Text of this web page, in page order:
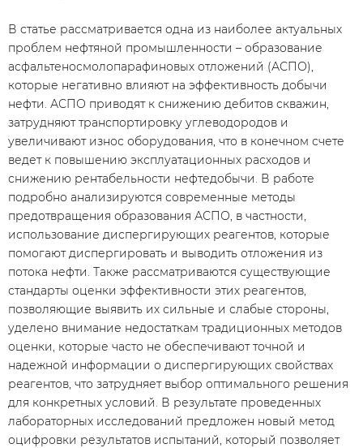
В статье рассматривается одна из наиболее актуальных
проблем нефтяной промышленности – образование
асфальтеносмолопарафиновых отложений (АСПО),
которые негативно влияют на эффективность добычи
нефти. АСПО приводят к снижению дебитов скважин,
затрудняют транспортировку углеводородов и
увеличивают износ оборудования, что в конечном счете
ведет к повышению эксплуатационных расходов и
снижению рентабельности нефтедобычи. В работе
подробно анализируются современные методы
предотвращения образования АСПО, в частности,
использование диспергирующих реагентов, которые
помогают диспергировать и выводить отложения из
потока нефти. Также рассматриваются существующие
стандарты оценки эффективности этих реагентов,
позволяющие выявить их сильные и слабые стороны,
уделено внимание недостаткам традиционных методов
оценки, которые часто не обеспечивают точной и
надежной информации о диспергирующих свойствах
реагентов, что затрудняет выбор оптимального решения
для конкретных условий. В результате проведенных
лабораторных исследований предложен новый метод
оцифровки результатов испытаний, который позволяет